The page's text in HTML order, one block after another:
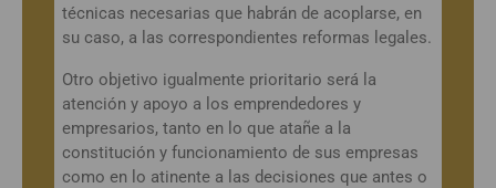
técnicas necesarias que habrán de acoplarse, en
su caso, a las correspondientes reformas legales.
Otro objetivo igualmente prioritario será la
atención y apoyo a los emprendedores y
empresarios, tanto en lo que atañe a la
constitución y funcionamiento de sus empresas
como en lo atinente a las decisiones que antes o